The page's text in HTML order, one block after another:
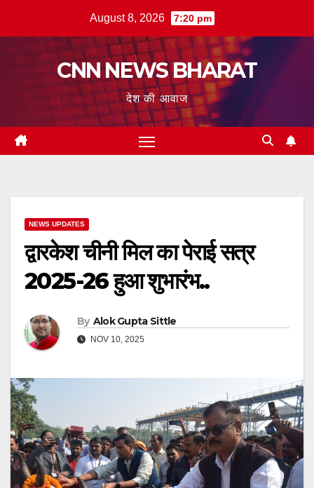
August 8, 2026 7:20 pm
CNN NEWS BHARAT
देश की आवाज
NEWS UPDATES
द्वारकेश चीनी मिल का पेराई सत्र
2025-26 हुआ शुभारंभ..
By Alok Gupta Sittle
NOV 10, 2025